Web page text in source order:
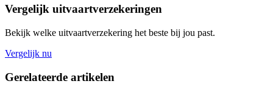
Vergelijk uitvaartverzekeringen
Bekijk welke uitvaartverzekering het beste bij jou past.
Vergelijk nu
Gerelateerde artikelen